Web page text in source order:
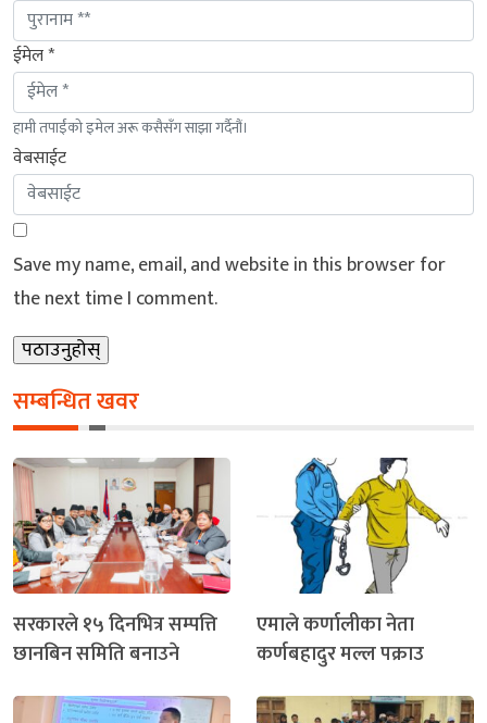
ईमेल *
हामी तपाईंको इमेल अरू कसैसँग साझा गर्दैनौं।
वेबसाईट
Save my name, email, and website in this browser for
the next time I comment.
सम्बन्धित खवर
सरकारले १५ दिनभित्र सम्पत्ति
छानबिन समिति बनाउने
एमाले कर्णालीका नेता
कर्णबहादुर मल्ल पक्राउ